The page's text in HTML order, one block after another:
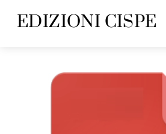
EDIZIONI CISPE